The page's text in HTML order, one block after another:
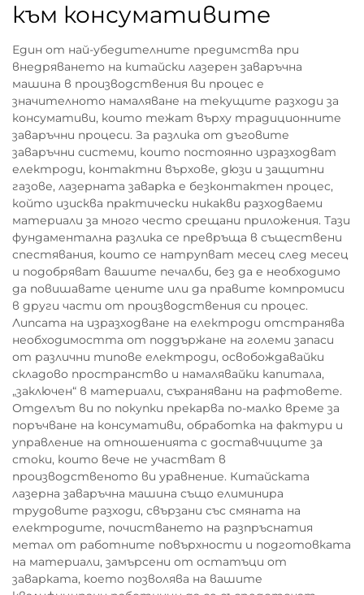
към консумативите
Един от най-убедителните предимства при
внедряването на китайски лазерен заваръчна
машина в производствения ви процес е
значителното намаляване на текущите разходи за
консумативи, които тежат върху традиционните
заваръчни процеси. За разлика от дъговите
заваръчни системи, които постоянно изразходват
електроди, контактни върхове, дюзи и защитни
газове, лазерната заварка е безконтактен процес,
който изисква практически никакви разходваеми
материали за много често срещани приложения. Тази
фундаментална разлика се превръща в съществени
спестявания, които се натрупват месец след месец
и подобряват вашите печалби, без да е необходимо
да повишавате цените или да правите компромиси
в други части от производствения си процес.
Липсата на изразходване на електроди отстранява
необходимостта от поддържане на големи запаси
от различни типове електроди, освобождавайки
складово пространство и намалявайки капитала,
„заключен“ в материали, съхранявани на рафтовете.
Отделът ви по покупки прекарва по-малко време за
поръчване на консумативи, обработка на фактури и
управление на отношенията с доставчиците за
стоки, които вече не участват в
производственото ви уравнение. Китайската
лазерна заваръчна машина също елиминира
трудовите разходи, свързани със смяната на
електродите, почистването на разпръснатия
метал от работните повърхности и подготовката
на материали, замърсени от остатъци от
заварката, което позволява на вашите